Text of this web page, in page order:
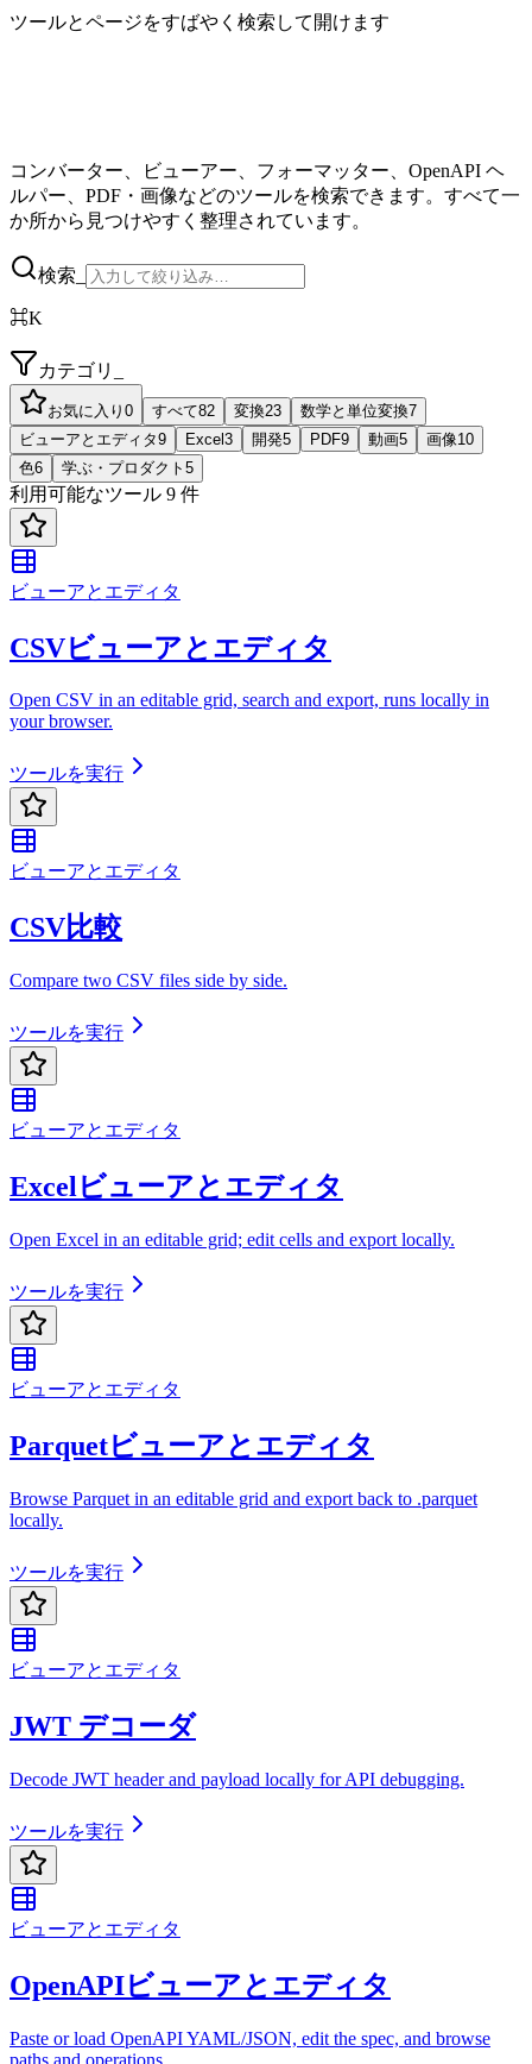
ツールとページをすばやく検索して開けます
コンバーター、ビューアー、フォーマッター、OpenAPI ヘ
ルパー、PDF・画像などのツールを検索できます。すべて一
か所から見つけやすく整理されています。
検索_
⌘K
カテゴリ_
お気に入り 0 すべて82 変換23 数学と単位変換7
ビューアとエディタ9 Excel3 開発5 PDF9 動画5 画像10
色6 学ぶ・プロダクト 5
利用可能なツール 9 件
ビューアとエディタ
CSVビューアとエディタ
Open CSV in an editable grid, search and export, runs locally in
your browser.
ツールを実行
ビューアとエディタ
CSV比較
Compare two CSV files side by side.
ツールを実行
ビューアとエディタ
Excelビューアとエディタ
Open Excel in an editable grid; edit cells and export locally.
ツールを実行
ビューアとエディタ
Parquetビューアとエディタ
Browse Parquet in an editable grid and export back to .parquet
locally.
ツールを実行
ビューアとエディタ
JWT デコーダ
Decode JWT header and payload locally for API debugging.
ツールを実行
ビューアとエディタ
OpenAPIビューアとエディタ
Paste or load OpenAPI YAML/JSON, edit the spec, and browse
paths and operations.